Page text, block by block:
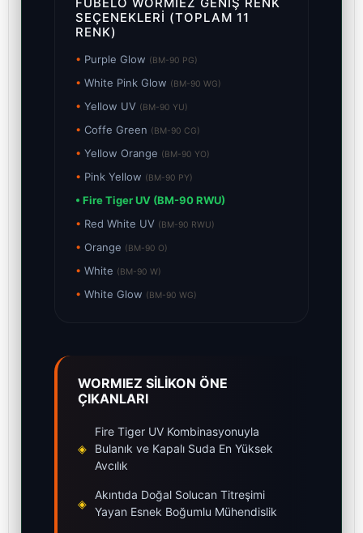
SEÇENEKLERI (TOPLAM 11
RENK)
• Purple Glow (BM-90 PG)
• White Pink Glow (BM-90 WG)
• Yellow UV (BM-90 YU)
• Coffe Green (BM-90 CG)
• Yellow Orange (BM-90 YO)
• Pink Yellow (BM-90 PY)
• Fire Tiger UV (BM-90 RWU)
• Red White UV (BM-90 RWU)
• Orange (BM-90 O)
• White (BM-90 W)
• White Glow (BM-90 WG)
WORMIEZ SİLİKON ÖNE
ÇIKANLARI
◈
Fire Tiger UV Kombinasyonuyla
Bulanık ve Kapalı Suda En Yüksek
Avcılık
◈
Akıntıda Doğal Solucan Titreşimi
Yayan Esnek Boğumlu Mühendislik